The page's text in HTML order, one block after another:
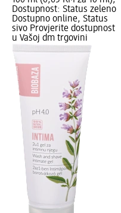
Dostupnost: Status zeleno
Dostupno online, Status
sivo Provjerite dostupnost
u Vašoj dm trgovini